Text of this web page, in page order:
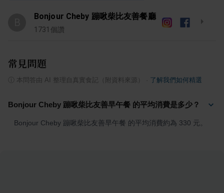
Bonjour Cheby 蹦啾柴比友善餐廳
1731 個讚
常見問題
本問答由 AI 整理自真實食記（附資料來源） 了解我們如何精選
Bonjour Cheby 蹦啾柴比友善早午餐 的平均消費是多少？
Bonjour Cheby 蹦啾柴比友善早午餐 的平均消費約為 330 元。